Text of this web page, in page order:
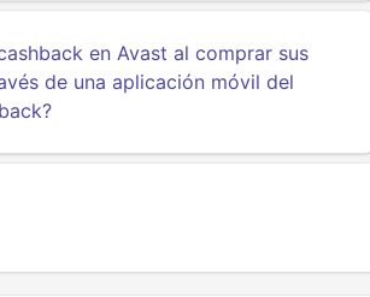
en Avast al comprar sus
de una aplicación móvil del